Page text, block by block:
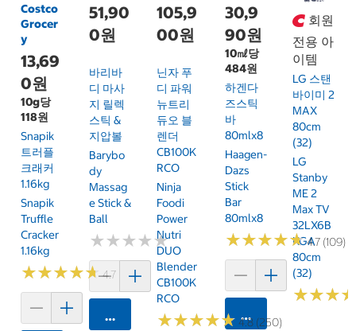
Costco
Grocer
y
13,69
0원
10g당
118원
Snapik
트러플
크래커
1.16kg
Snapik
Truffle
Cracker
1.16kg
★★★★★
★★★★★4.7 (159)
51,90
0원
바리바
디 마사
지 릴렉
스틱 &
지압볼
Barybo
Dy
Massag
E Stick &
Ball
★★★★★
★★★★★
카트에 담기
105,9
00원
닌자 푸
디 파워
뉴트리
듀오 블
렌더
CB100K
RCO
Ninja
Foodi
Power
Nutri
DUO
Blender
CB100K
RCO
★★★★★
★★★★★ 4.8 (250)
30,9
90원
10㎖당
484원
하겐다
즈스틱
바
80mlx8
Haagen-
Dazs
Stick
Bar
80mlx8
★★★★★
★★★★★4.7 (109)
카트에 담기
회원
전용 아
이템
LG 스탠
바이미 2
MAX
80cm
(32)
LG
Stanby
ME 2
Max TV
32LX6B
KGA
80cm
(32)
★★★
★★★